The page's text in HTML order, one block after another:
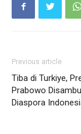
Previous article
Tiba di Turkiye,
Prabowo
Diaspora